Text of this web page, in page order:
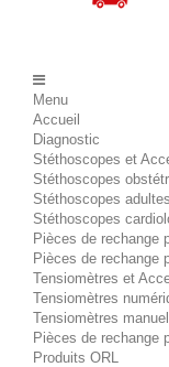
Menu
Accueil
Diagnostic
Stéthoscopes et
Stéthoscopes
Stéthoscopes adultes
Stéthoscopes
Pièces de rechange
Pièces de rechange
Tensiomètres et
Tensiomètres
Tensiomètres
Pièces de rechange
Produits ORL